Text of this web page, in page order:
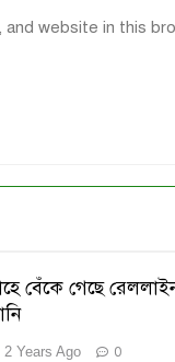
and website in this
বেঁকে গেছে
2 Years Ago 0